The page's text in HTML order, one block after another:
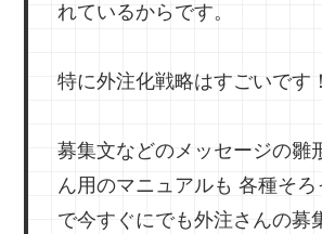
れているからです。
特に外注化戦略はすごいです！
募集文などのメッセージの雛
ん用のマニュアルも 各種そろ
で今すぐにでも外注さんの募